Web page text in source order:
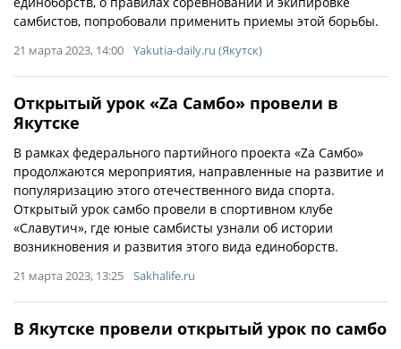
самбистов, попробовали применить приемы этой борьбы.
21 марта 2023, 14:00 Yakutia-daily.ru (Якутск)
Открытый урок «Za Самбо» провели в
Якутске
В рамках федерального партийного проекта «Za Самбо»
продолжаются мероприятия, направленные на развитие и
популяризацию этого отечественного вида спорта.
Открытый урок самбо провели в спортивном клубе
«Славутич», где юные самбисты узнали об истории
возникновения и развития этого вида единоборств.
21 марта 2023, 13:25 Sakhalife.ru
В Якутске провели открытый урок по самбо